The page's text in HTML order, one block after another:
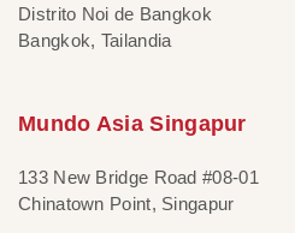
Distrito Noi de Bangkok
Bangkok, Tailandia
Mundo Asia Singapur
133 New Bridge Road #08-01
Chinatown Point, Singapur